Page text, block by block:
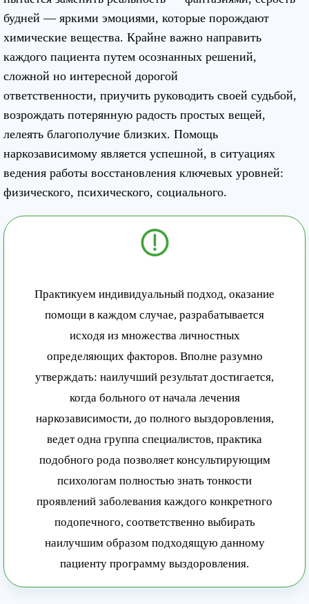
будней — яркими эмоциями, которые порождают
химические вещества. Крайне важно направить
каждого пациента путем осознанных решений,
сложной но интересной дорогой
ответственности, приучить руководить своей судьбой,
возрождать потерянную радость простых вещей,
лелеять благополучие близких. Помощь
наркозависимому является успешной, в ситуациях
ведения работы восстановления ключевых уровней:
физического, психического, социального.
Практикуем индивидуальный подход, оказание
помощи в каждом случае, разрабатывается
исходя из множества личностных
определяющих факторов. Вполне разумно
утверждать: наилучший результат достигается,
когда больного от начала лечения
наркозависимости, до полного выздоровления,
ведет одна группа специалистов, практика
подобного рода позволяет консультирующим
психологам полностью знать тонкости
проявлений заболевания каждого конкретного
подопечного, соответственно выбирать
наилучшим образом подходящую данному
пациенту программу выздоровления.